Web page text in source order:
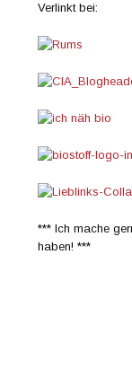
Verlinkt bei:
*** Ich mache
haben! ***